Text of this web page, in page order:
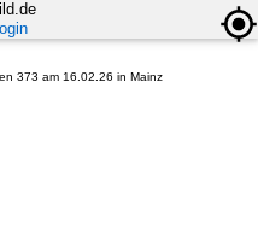
373 am 16.02.26 in Mainz